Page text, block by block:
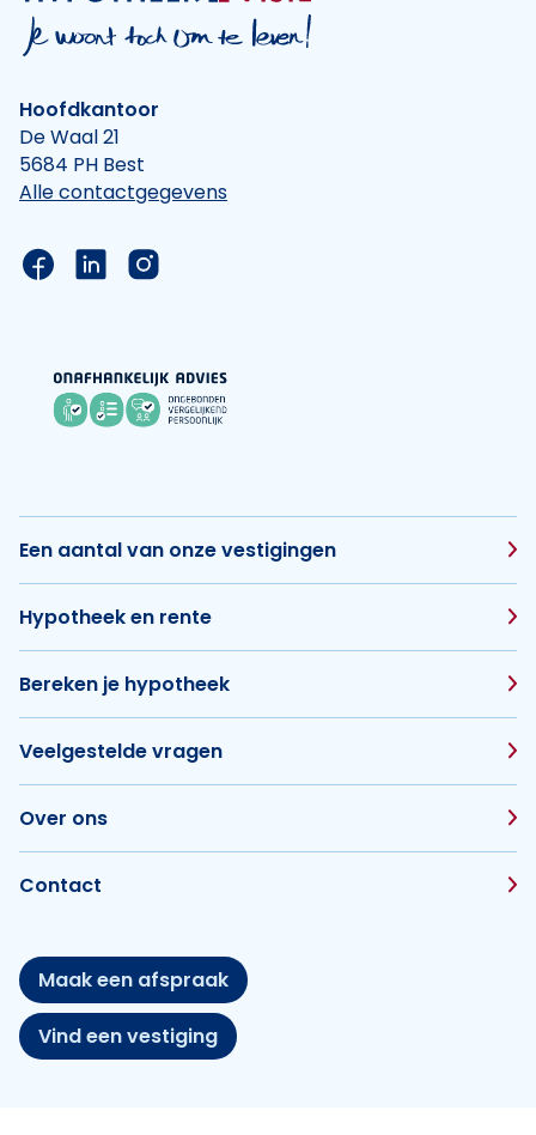
Hoofdkantoor
De Waal 21
5684 PH Best
Alle contactgegevens
Link naar de Facebook pagina van Hypotheek
Link naar de LinkedIn pagina van
Link naar de Instagram pagina van
Een aantal van onze vestigingen
Hypotheek en rente
Bereken je hypotheek
Veelgestelde vragen
Over ons
Contact
Maak een afspraak
Vind een vestiging